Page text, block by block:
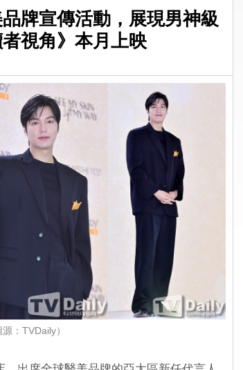
牌宣傳活動，展現男神級
視角》本月上映
源：TVDaily）